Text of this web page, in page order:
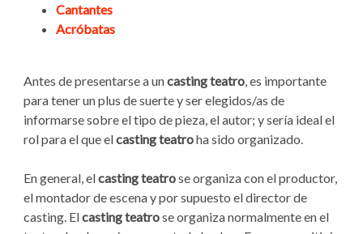
Cantantes
Acróbatas
Antes de presentarse a uncasting teatro, es importante
para tener un plus de suerte y ser elegidos/as de
informarse sobre el tipo de pieza, el autor; y sería ideal el
rol para el que elcasting teatroha sido organizado.
En general, elcasting teatrose organiza con el productor,
el montador de escena y por supuesto el director de
casting. Elcasting teatrose organiza normalmente en el